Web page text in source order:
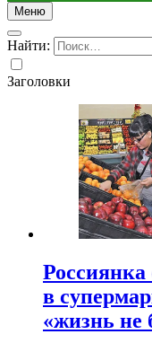
Меню
Найти:
Заголовки
Россиянка
в
«жизнь не